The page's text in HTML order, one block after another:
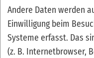
Andere Daten werden
Einwilligung beim
Systeme erfasst. Das
(z. B. Internetbrowser,